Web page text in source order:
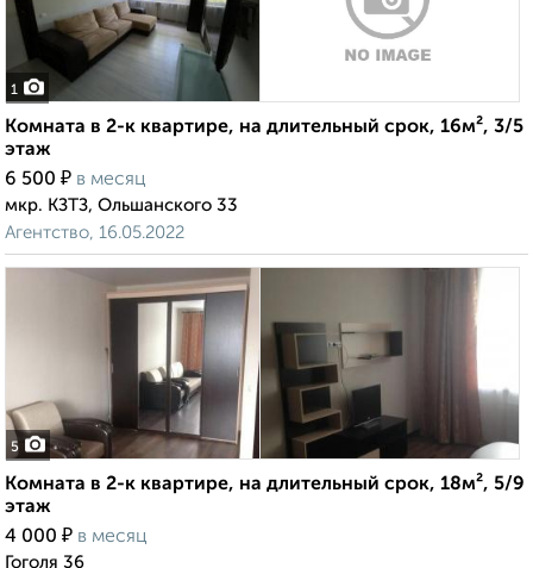
1
Комната в 2-к квартире, на длительный срок, 16м², 3/5
этаж
6 500 ₽ в месяц
мкр. КЗТЗ, Ольшанского 33
Агентство, 16.05.2022
5
Комната в 2-к квартире, на длительный срок, 18м², 5/9
этаж
4 000 ₽ в месяц
Гоголя 36